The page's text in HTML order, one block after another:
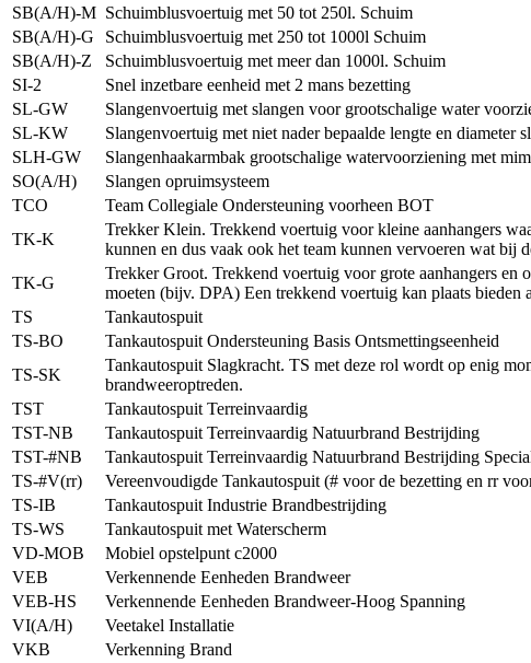
SB(A/H)-M Schuimblusvoertuig met 50 tot 250l. Schuim
SB(A/H)-G
Schuimblusvoertuig met 250 tot 1000l Schuim
SB(A/H)-Z
Schuimblusvoertuig met meer dan 1000l. Schuim
SI-2
Snel inzetbare eenheid met 2 mans bezetting
SL-GW
Slangenvoertuig met slangen voor grootschalige water
SL-KW
Slangenvoertuig met niet nader bepaalde lengte en
SLH-GW
Slangenhaakarmbak grootschalige watervoorziening met
SO(A/H)
Slangen opruimsysteem
TCO
Team Collegiale Ondersteuning voorheen BOT
TK-K
Trekker Klein. Trekkend voertuig voor kleine aanhangers
kunnen en dus vaak ook het team kunnen vervoeren wat bij
TK-G
Trekker Groot. Trekkend voertuig voor grote aanhangers
moeten (bijv. DPA) Een trekkend voertuig kan plaats
TS
Tankautospuit
TS-BO
Tankautospuit Ondersteuning Basis Ontsmettingseenheid
TS-SK
Tankautospuit Slagkracht. TS met deze rol wordt op enig
brandweeroptreden.
TST
Tankautospuit Terreinvaardig
TST-NB
Tankautospuit Terreinvaardig Natuurbrand Bestrijding
TST-#NB
Tankautospuit Terreinvaardig Natuurbrand Bestrijding
TS-#V(rr)
Vereenvoudigde Tankautospuit (# voor de bezetting en rr
TS-IB
Tankautospuit Industrie Brandbestrijding
TS-WS
Tankautospuit met Waterscherm
VD-MOB
Mobiel opstelpunt c2000
VEB
Verkennende Eenheden Brandweer
VEB-HS
Verkennende Eenheden Brandweer-Hoog Spanning
VI(A/H)
Veetakel Installatie
VKB
Verkenning Brand